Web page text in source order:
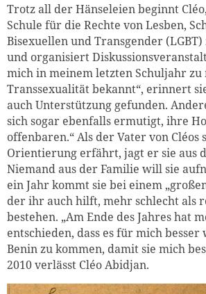
Trotz all der Hänseleien beginnt
Schule für die Rechte von Lesben,
Bisexuellen und Transgender
und organisiert
mich in meinem letzten Schuljahr
Transsexualität bekannt“, erinnert
auch Unterstützung gefunden.
sich sogar ebenfalls ermutigt, ihre
offenbaren.“ Als der Vater von Cléos
Orientierung erfährt, jagt er sie aus
Niemand aus der Familie will sie
ein Jahr kommt sie bei einem
der ihr auch hilft, mehr schlecht als
bestehen. „Am Ende des Jahres hat
entschieden, dass es für mich
Benin zu kommen, damit sie mich
2010 verlässt Cléo Abidjan.